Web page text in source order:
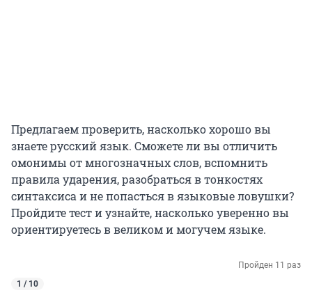
Предлагаем проверить, насколько хорошо вы
знаете русский язык. Сможете ли вы отличить
омонимы от многозначных слов, вспомнить
правила ударения, разобраться в тонкостях
синтаксиса и не попасться в языковые ловушки?
Пройдите тест и узнайте, насколько уверенно вы
ориентируетесь в великом и могучем языке.
Пройден 11 раз
1 / 10